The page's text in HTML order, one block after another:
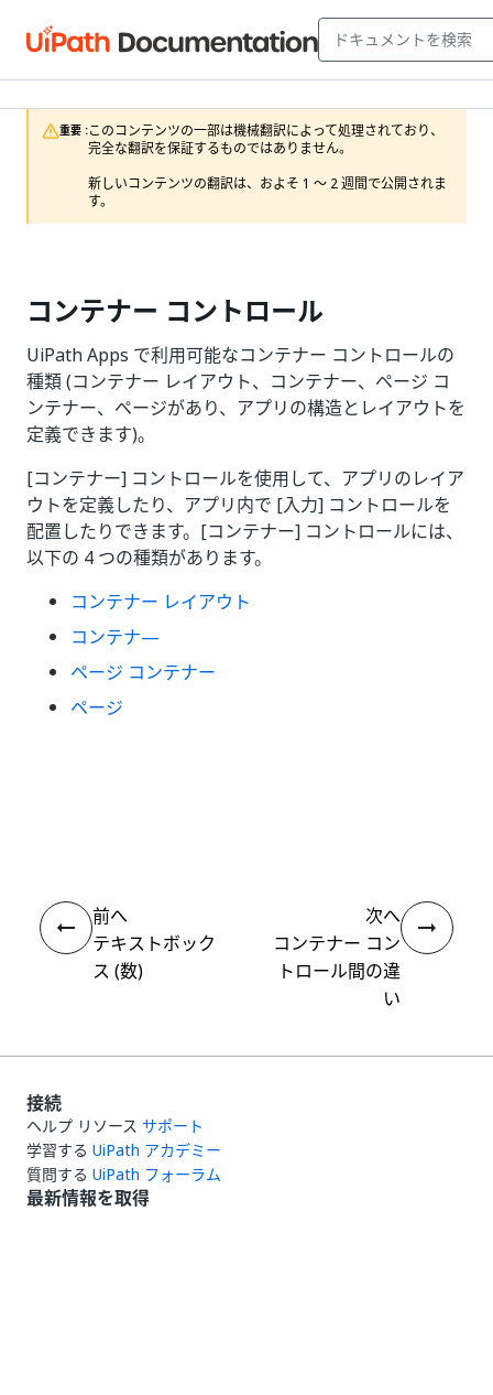
重要 :このコンテンツの一部は機械翻訳によって処理されており、
完全な翻訳を保証するものではありません。
新しいコンテンツの翻訳は、およそ 1 ～ 2 週間で公開されま
す。
コンテナー コントロール
UiPath Apps で利用可能なコンテナー コントロールの
種類 (コンテナー レイアウト、コンテナー、ページ コ
ンテナー、ページがあり、アプリの構造とレイアウトを
定義できます)。
[コンテナー] コントロールを使用して、アプリのレイア
ウトを定義したり、アプリ内で [入力] コントロールを
配置したりできます。[コンテナー] コントロールには、
以下の 4 つの種類があります。
コンテナー レイアウト
コンテナ―
ページ コンテナー
ページ
前へ
テキストボック
ス (数)
次へ
コンテナー コン
トロール間の違
い
接続
ヘルプ リソース サポート
学習する UiPath アカデミー
質問する UiPath フォーラム
最新情報を取得